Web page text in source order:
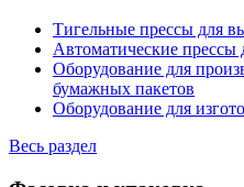
Тигельные прессы для
Автоматические
Оборудование для
бумажных пакетов
Оборудование для
Весь раздел